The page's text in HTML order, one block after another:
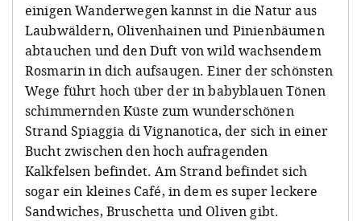
einigen Wanderwegen kannst in die Natur aus
Laubwäldern, Olivenhainen und Pinienbäumen
abtauchen und den Duft von wild wachsendem
Rosmarin in dich aufsaugen. Einer der schönsten
Wege führt hoch über der in babyblauen Tönen
schimmernden Küste zum wunderschönen
Strand Spiaggia di Vignanotica, der sich in einer
Bucht zwischen den hoch aufragenden
Kalkfelsen befindet. Am Strand befindet sich
sogar ein kleines Café, in dem es super leckere
Sandwiches, Bruschetta und Oliven gibt.